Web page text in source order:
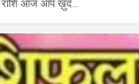
राशि आज आप ख़ुद…